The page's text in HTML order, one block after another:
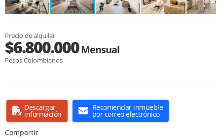
Precio de alquiler
$6.800.000Mensual
Pesos Colombianos
Descargar
información
Recomendar inmueble
por correo electrónico
Compartir